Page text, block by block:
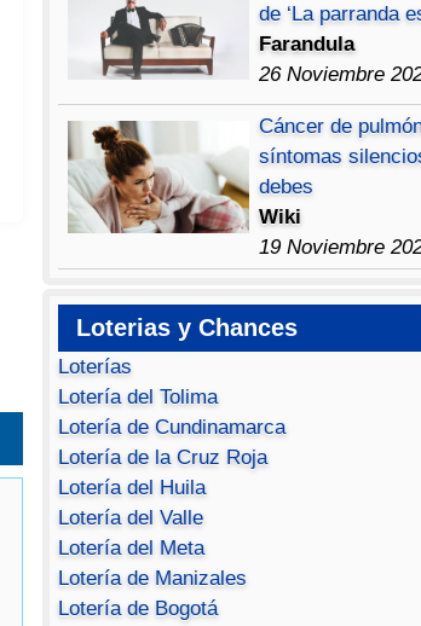
de ‘La parranda
Farandula
26 Noviembre
Cáncer de
síntomas
debes
Wiki
19 Noviembre
Loterias y Chances
Loterías
Lotería del Tolima
Lotería de Cundinamarca
Lotería de la Cruz Roja
Lotería del Huila
Lotería del Valle
Lotería del Meta
Lotería de Manizales
Lotería de Bogotá